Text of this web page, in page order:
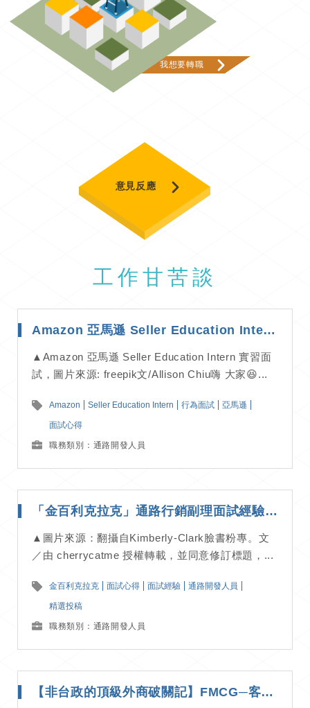
我想要轉職
意見反應
工作甘苦談
Amazon 亞馬遜 Seller Education Intern 實習面試｜面試經驗分享
▲Amazon 亞馬遜 Seller Education Intern 實習面
試，圖片來源: freepik文/Allison Chiu嗨 大家😆...
Amazon Seller Education Intern 行為面試 亞馬遜
面試心得
職務類別：通路開發人員
「金百利克拉克」通路行銷副理面試經驗：善用條列式或STAR敘事回答
▲圖片來源：翻攝自Kimberly-Clark臉書粉專。文
／由 cherrycatme 授權轉載，並同意修訂標題，...
金百利克拉克 面試心得 面試經驗 通路開發人員
精選投稿
職務類別：通路開發人員
【非台政的頂級外商破關記】FMCG─客戶執行開發─面試經驗分享